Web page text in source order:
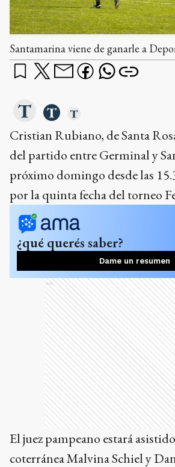
Santamarina viene de ganarle a
Cristian Rubiano, de Santa
del partido entre Germinal y
próximo domingo desde las
por la quinta fecha del torneo
¿qué querés saber?
Dame un resumen
Ads
El juez pampeano estará
coterránea Malvina Schiel y